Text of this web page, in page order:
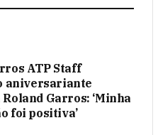
ATP Staff
aniversariante
Garros: ‘Minha
foi positiva’